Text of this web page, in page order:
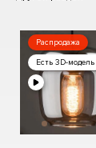
Распродажа
Есть 3D-модель